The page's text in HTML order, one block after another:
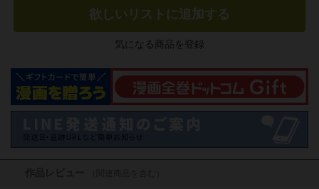
欲しいリストに追加する
気になる商品を登録